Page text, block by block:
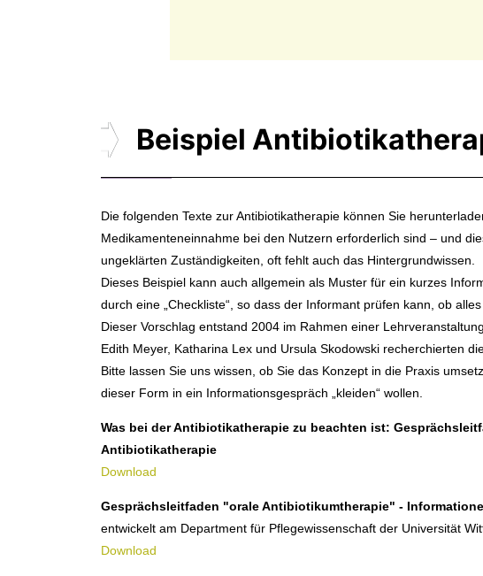
Beispiel
Die folgenden Texte zur Antibiotikatherapie können Sie
Medikamenteneinnahme bei den Nutzern erforderlich sind – und
ungeklärten Zuständigkeiten, oft fehlt auch das Hintergrundwissen.
Dieses Beispiel kann auch allgemein als Muster für ein kurzes
durch eine „Checkliste“, so dass der Informant prüfen kann, ob
Dieser Vorschlag entstand 2004 im Rahmen einer
Edith Meyer, Katharina Lex und Ursula Skodowski recherchierten
Bitte lassen Sie uns wissen, ob Sie das Konzept in die Praxis
dieser Form in ein Informationsgespräch „kleiden“ wollen.
Was bei der Antibiotikatherapie zu beachten ist:
Antibiotikatherapie
Download
Gesprächsleitfaden "orale Antibiotikumtherapie" -
entwickelt am Department für Pflegewissenschaft der Universität
Download